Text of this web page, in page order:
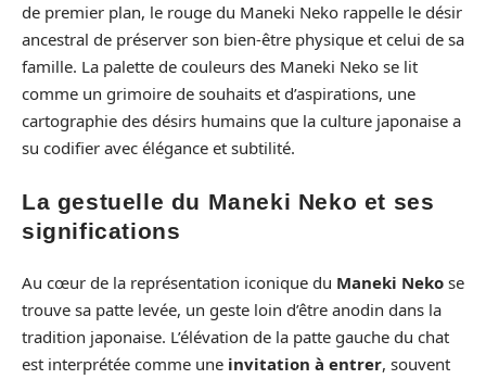
de premier plan, le rouge du Maneki Neko rappelle le désir
ancestral de préserver son bien-être physique et celui de sa
famille. La palette de couleurs des Maneki Neko se lit
comme un grimoire de souhaits et d’aspirations, une
cartographie des désirs humains que la culture japonaise a
su codifier avec élégance et subtilité.
La gestuelle du Maneki Neko et ses
significations
Au cœur de la représentation iconique du Maneki Neko se
trouve sa patte levée, un geste loin d’être anodin dans la
tradition japonaise. L’élévation de la patte gauche du chat
est interprétée comme une invitation à entrer, souvent